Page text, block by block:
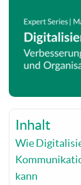
Inhalt
Wie
kann